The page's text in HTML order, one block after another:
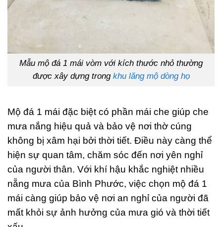
Mẫu mộ đá 1 mái vòm với kích thước nhỏ thường
được xây dựng trong khu lăng mộ dòng họ
Mộ đá 1 mái đặc biệt có phần mái che giúp che
mưa nắng hiệu quả và bảo vệ nơi thờ cúng
không bị xâm hại bởi thời tiết. Điều này càng thể
hiện sự quan tâm, chăm sóc đến nơi yên nghỉ
của người thân. Với khí hậu khắc nghiệt nhiều
nẵng mưa của Bình Phước, việc chọn mộ đá 1
mái càng giúp bảo vệ nơi an nghỉ của người đã
mất khỏi sự ảnh hưởng của mưa gió và thời tiết